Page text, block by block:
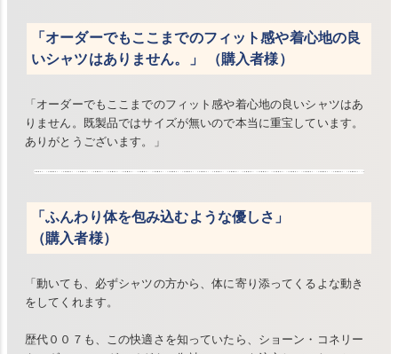
「オーダーでもここまでのフィット感や着心地の良
いシャツはありません。」 （購入者様）
「オーダーでもここまでのフィット感や着心地の良いシャツはあ
りません。既製品ではサイズが無いので本当に重宝しています。
ありがとうございます。」
「ふんわり体を包み込むような優しさ」
（購入者様）
「動いても、必ずシャツの方から、体に寄り添ってくるよな動き
をしてくれます。
歴代００７も、この快適さを知っていたら、ショーン・コネリー